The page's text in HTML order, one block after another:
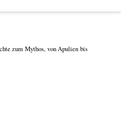
zum Mythos, von Apulien bis